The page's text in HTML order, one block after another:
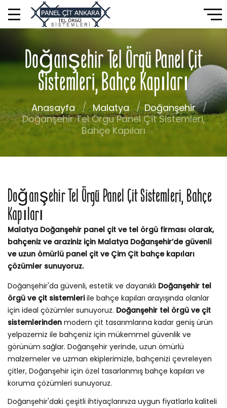
Doğanşehir Tel Örgü Panel Çit
Sistemleri, Bahçe Kapıları
Anasayfa Malatya
Doğanşehir
Doğanşehir Tel Örgü Panel Çit Sistemleri,
Bahçe Kapıları
Doğanşehir Tel Örgü Panel Çit Sistemleri, Bahçe
Kapıları
Malatya Doğanşehir panel çit ve tel örgü firması olarak,
bahçeniz ve araziniz için Malatya Doğanşehir’de güvenli
ve uzun ömürlü panel çit ve Çim Çit bahçe kapıları
çözümler sunuyoruz.
Doğanşehir'da güvenli, estetik ve dayanıklı Doğanşehir tel
örgü ve çit sistemleriile bahçe kapıları arayışında olanlar
için ideal çözümler sunuyoruz. Doğanşehir tel örgü ve çit
sistemlerinden modern çit tasarımlarına kadar geniş ürün
yelpazemiz ile bahçeniz için mükemmel güvenlik ve
görünüm sağlar. Doğanşehir yerinde, uzun ömürlü
malzemeler ve uzman ekiplerimizle, bahçenizi çevreleyen
çitler, Doğanşehir için özel tasarlanmış bahçe kapıları ve
koruma çözümleri sunuyoruz.
Doğanşehir'daki çeşitli ihtiyaçlarınıza uygun fiyatlarla kaliteli